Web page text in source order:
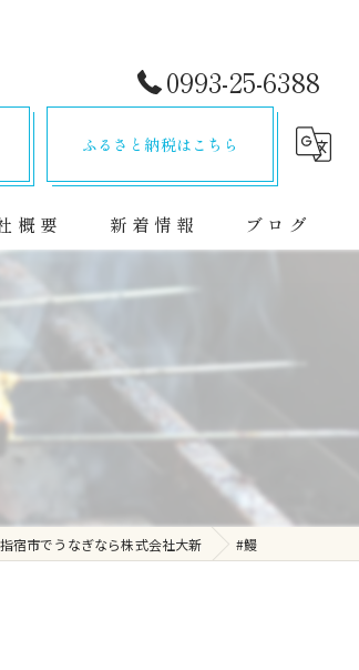
0993-25-6388
ふるさと納税はこちら
概要 新着情報 ブログ
宿市でうなぎなら株式会社大新 #鰻